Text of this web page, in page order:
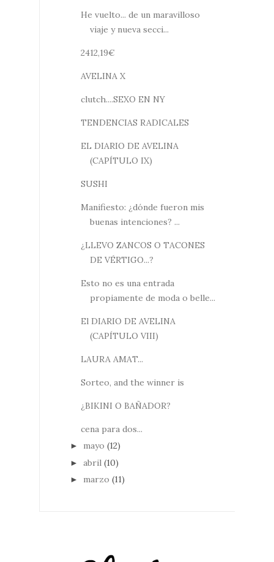
He vuelto... de un maravilloso
viaje y nueva secci...
2412,19€
AVELINA X
clutch....SEXO EN NY
TENDENCIAS RADICALES
EL DIARIO DE AVELINA
(CAPÍTULO IX)
SUSHI
Manifiesto: ¿dónde fueron mis
buenas intenciones? ...
¿LLEVO ZANCOS O TACONES
DE VÉRTIGO...?
Esto no es una entrada
propiamente de moda o belle...
El DIARIO DE AVELINA
(CAPÍTULO VIII)
LAURA AMAT...
Sorteo, and the winner is
¿BIKINI O BAÑADOR?
cena para dos...
► mayo (12)
► abril (10)
► marzo (11)